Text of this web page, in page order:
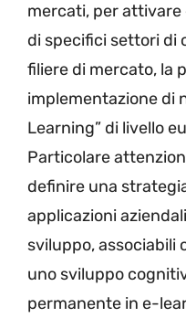
mercati, per attivare
di specifici settori di
filiere di mercato, la
implementazione di
Learning” di livello
Particolare
definire una
applicazioni
sviluppo, associabili
uno sviluppo
permanente in e-